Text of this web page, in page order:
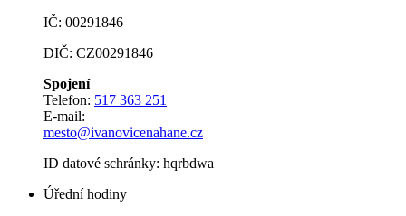
IČ: 00291846
DIČ: CZ00291846
Spojení
Telefon: 517 363 251
E-mail:
mesto@ivanovicenahane.cz
ID datové schránky: hqrbdwa
Úřední hodiny